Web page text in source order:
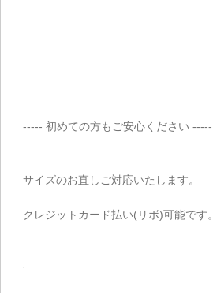
----- 初めての方もご安心ください -----
サイズのお直しご対応いたします。
クレジットカード払い(リボ)可能です。